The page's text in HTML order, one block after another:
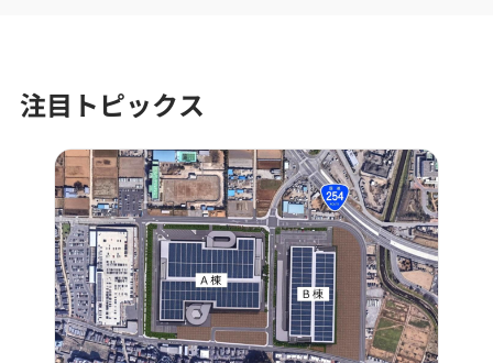
注目トピックス